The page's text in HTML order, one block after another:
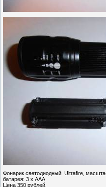
Фонарик светодиодный Ultrafire,
батарея: 3 х ААА
Цена 350 рублей.